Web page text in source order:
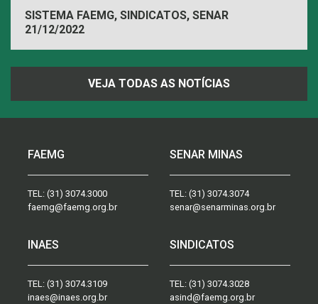
SISTEMA FAEMG, SINDICATOS, SENAR
21/12/2022
VEJA TODAS AS NOTÍCIAS
FAEMG
TEL: (31) 3074.3000
faemg@faemg.org.br
SENAR MINAS
TEL: (31) 3074.3074
senar@senarminas.org.br
INAES
TEL: (31) 3074.3109
inaes@inaes.org.br
SINDICATOS
TEL: (31) 3074.3028
asind@faemg.org.br